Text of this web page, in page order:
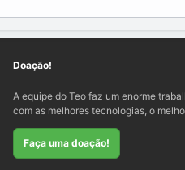
Doação!
A equipe do Teo faz um enorme
com as melhores tecnologias, o
Faça uma doação!